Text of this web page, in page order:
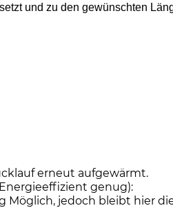
und zu den gewünschten
erneut aufgewärmt.
genug):
jedoch bleibt hier